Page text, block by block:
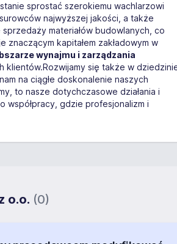
sprostać szerokiemu wachlarzowi
najwyższej jakości, a także
materiałów budowlanych, co
kapitałem zakładowym w
wynajmu i zarządzania
klientów.Rozwijamy się także w
na ciągłe doskonalenie naszych
to nasze dotychczasowe działania i
współpracy, gdzie profesjonalizm i
o.o. (0)